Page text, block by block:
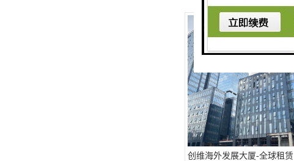
创维海外发展大厦-全球租赁